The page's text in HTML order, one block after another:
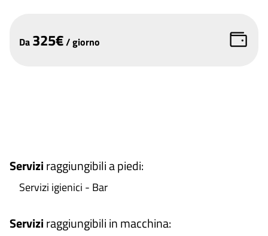
Da 325€/giorno
Serviziraggiungibili a piedi:
Servizi igienici - Bar
Serviziraggiungibili in macchina: